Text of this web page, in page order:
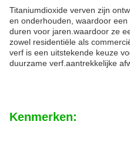
Titaniumdioxide verven zijn
en onderhouden, waardoor
duren voor jaren.waardoor ze
zowel residentiële als
verf is een uitstekende keuze
duurzame verf.aantrekkelijke
Kenmerken: